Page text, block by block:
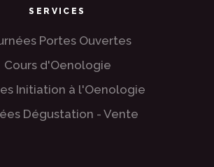
SERVICES
Portes Ouvertes
Cours d'Oenologie
Initiation à l'Oenologie
Dégustation - Vente